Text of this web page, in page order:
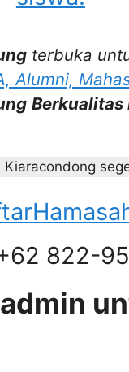
terbuka
Alumni,
Berkualitas
822-